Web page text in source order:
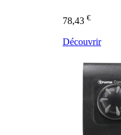
78,43 €
Découvrir